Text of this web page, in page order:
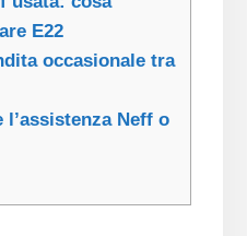
E22
occasionale tra
Neff o